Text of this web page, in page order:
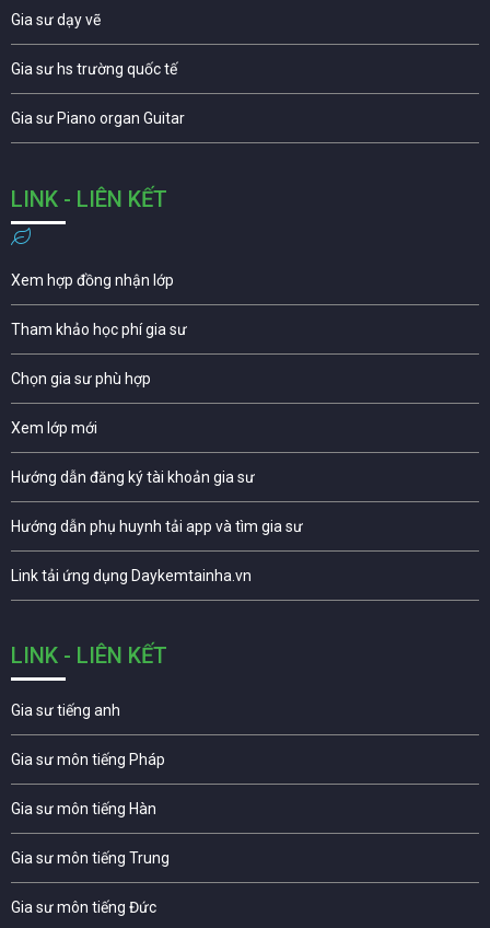
Gia sư dạy vẽ
Gia sư hs trường quốc tế
Gia sư Piano organ Guitar
LINK - LIÊN KẾT
Xem hợp đồng nhận lớp
Tham khảo học phí gia sư
Chọn gia sư phù hợp
Xem lớp mới
Hướng dẫn đăng ký tài khoản gia sư
Hướng dẫn phụ huynh tải app và tìm gia sư
Link tải ứng dụng Daykemtainha.vn
LINK - LIÊN KẾT
Gia sư tiếng anh
Gia sư môn tiếng Pháp
Gia sư môn tiếng Hàn
Gia sư môn tiếng Trung
Gia sư môn tiếng Đức